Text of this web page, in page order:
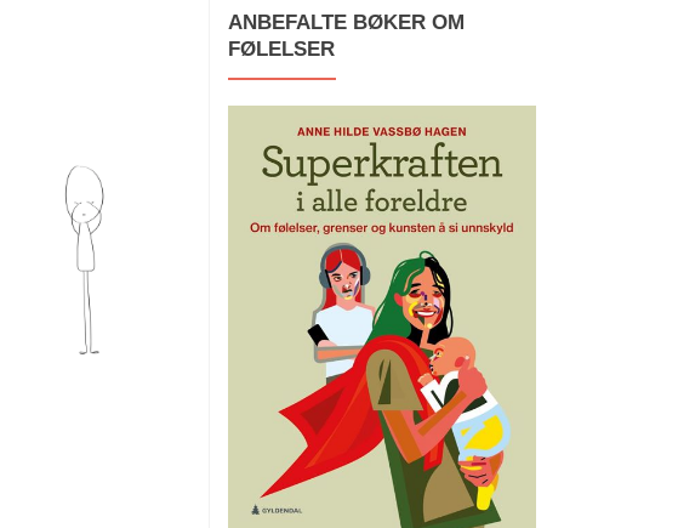
ANBEFALTE BØKER OM
FØLELSER